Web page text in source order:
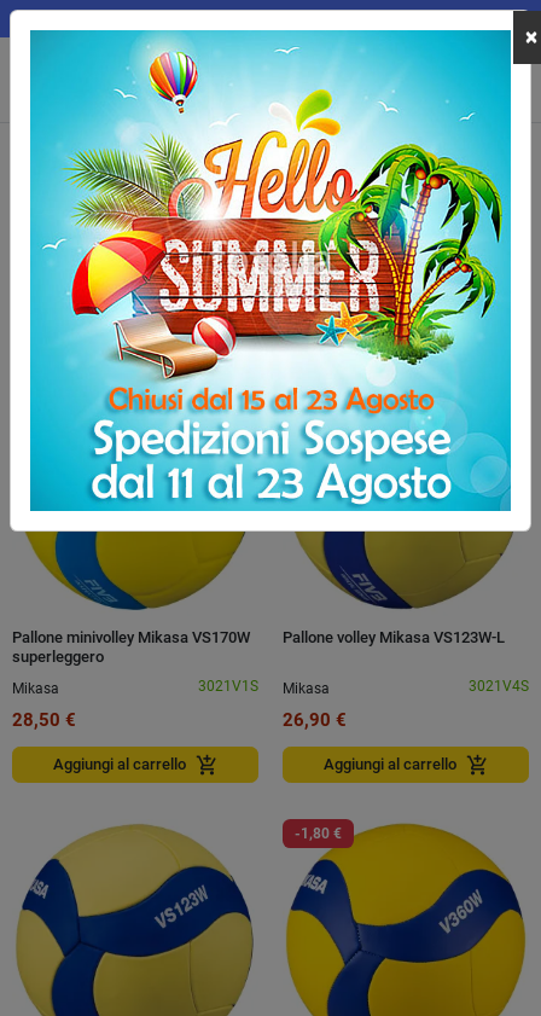
MEPA
Home Marchi Mikasa
Mikasa
Pallone minivolley Mikasa VS170W
superleggero
Mikasa
3021V1S
28,50 €
Aggiungi al carrello add_shopping_cart
Pallone volley Mikasa VS123W-L
Mikasa 3021V4S
26,90 €
Aggiungi al carrello add_shopping_cart
-1,80 €
×